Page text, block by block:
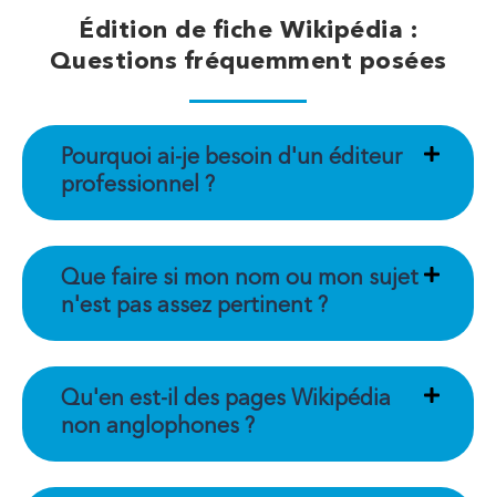
Édition de fiche Wikipédia :
Questions fréquemment posées
Pourquoi ai-je besoin d'un éditeur
professionnel ?
Que faire si mon nom ou mon sujet
n'est pas assez pertinent ?
Qu'en est-il des pages Wikipédia
non anglophones ?